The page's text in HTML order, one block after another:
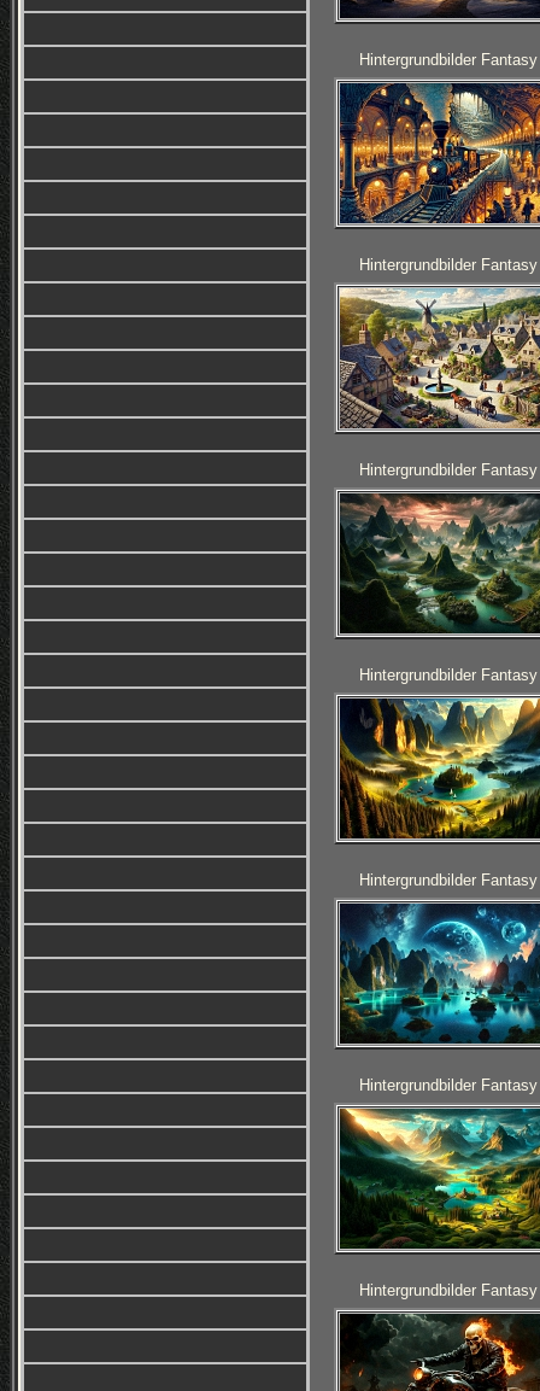
Hintergrundbilder
Hintergrundbilder
Hintergrundbilder
Hintergrundbilder
Hintergrundbilder
Hintergrundbilder
Hintergrundbilder